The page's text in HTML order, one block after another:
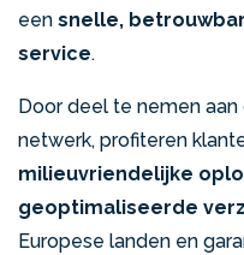
een snelle,
service.
Door deel te nemen
netwerk, profiteren
milieuvriendelijke
geoptimaliseerde
Europese landen en